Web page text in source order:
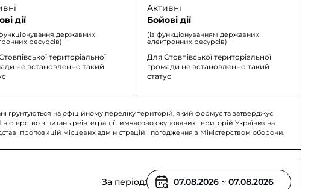
дії
державних
ресурсів)
територіальної
не встановленно такий
Активні
Бойові дії
(із функціонуванням державних
електронних ресурсів)
Для Стовпівської територіальної
громади не встановленно такий
статус
ґрунтуються на офіційному переліку територій, який формує та затверджує
з питань реінтеграції тимчасово окупованих територій України» на
пропозицій місцевих адміністрацій і погодження з Міністерством оборони.
За період: